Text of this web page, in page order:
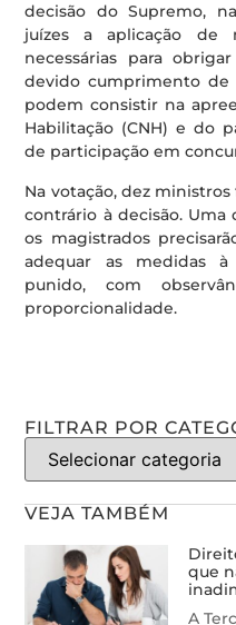
decisão do Supremo,
juízes a aplicação de
necessárias para
devido cumprimento de
podem consistir na
Habilitação (CNH) e do
de participação em
Na votação, dez
contrário à decisão. Uma
os magistrados
adequar as medidas
punido, com
proporcionalidade.
FILTRAR POR
VEJA TAMBÉM
que
A